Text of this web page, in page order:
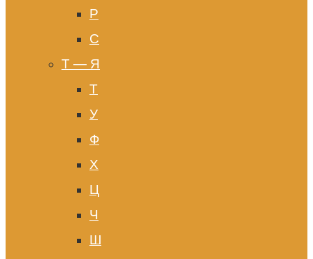
Р
С
Т — Я
Т
У
Ф
Х
Ц
Ч
Ш